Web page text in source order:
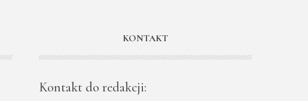
KONTAKT
Kontakt do redakcji: